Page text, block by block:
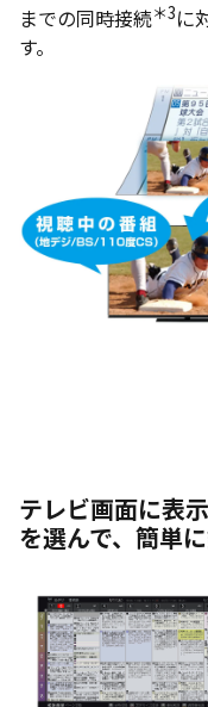
までの同時接続＊3に
す。
テレビ画面に表
を選んで、簡単